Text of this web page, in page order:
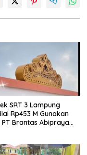
SRT 3 Lampung
Rp453 M Gunakan